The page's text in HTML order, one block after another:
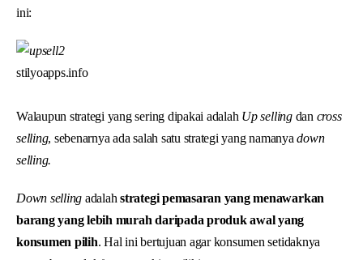
ini:
stilyoapps.info
Walaupun strategi yang sering dipakai adalah Up sellingdan cross
selling, sebenarnya ada salah satu strategi yang namanyadown
selling.
Down selling adalahstrategi pemasaran yang menawarkan
barang yang lebih murah daripada produk awal yang
konsumen pilih. Hal ini bertujuan agar konsumen setidaknya